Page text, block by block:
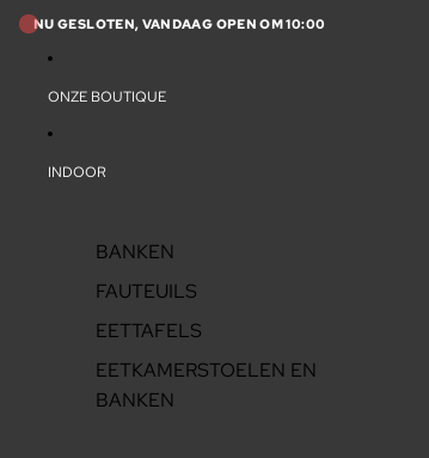
NU GESLOTEN, VANDAAG OPEN OM 10:00
ONZE BOUTIQUE
INDOOR
BANKEN
FAUTEUILS
EETTAFELS
EETKAMERSTOELEN EN
BANKEN